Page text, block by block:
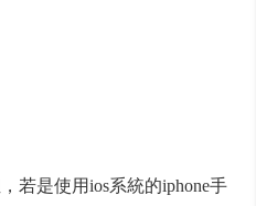
若是使用ios系統的iphone手